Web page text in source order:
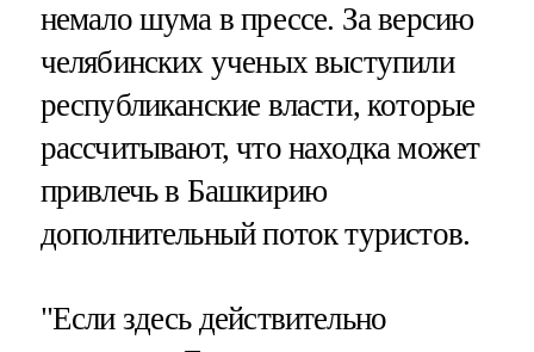
немало шума в прессе. За версию
челябинских ученых выступили
республиканские власти, которые
рассчитывают, что находка может
привлечь в Башкирию
дополнительный поток туристов.
"Если здесь действительно